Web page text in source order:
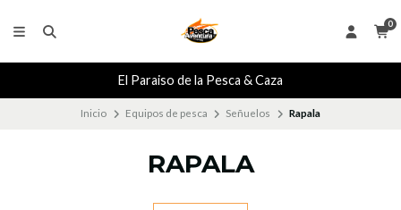
0
El Paraiso de la Pesca & Caza
Inicio Equipos de pesca Señuelos Rapala
RAPALA